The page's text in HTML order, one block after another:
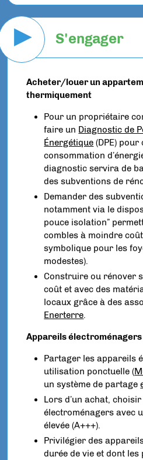
▶ S'engager
Acheter/louer un
thermiquement
Pour un propriétaire
faire un Diagnostic de
Énergétique (DPE)
consommation
diagnostic servira de
des subventions de
Demander des
notamment via le
pouce isolation”
combles à moindre coût
symbolique pour les
modestes).
Construire ou rénover
coût et avec des
locaux grâce à des
Enerterre.
Appareils électroménagers
Partager les appareils
utilisation ponctuelle (
un système de partage
Lors d’un achat,
électroménagers avec
élevée (A+++).
Privilégier des
durée de vie et dont les